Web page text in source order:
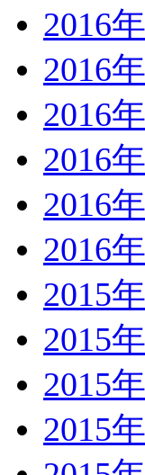
2016
2016
2016
2016
2016
2016
2015
2015
2015
2015